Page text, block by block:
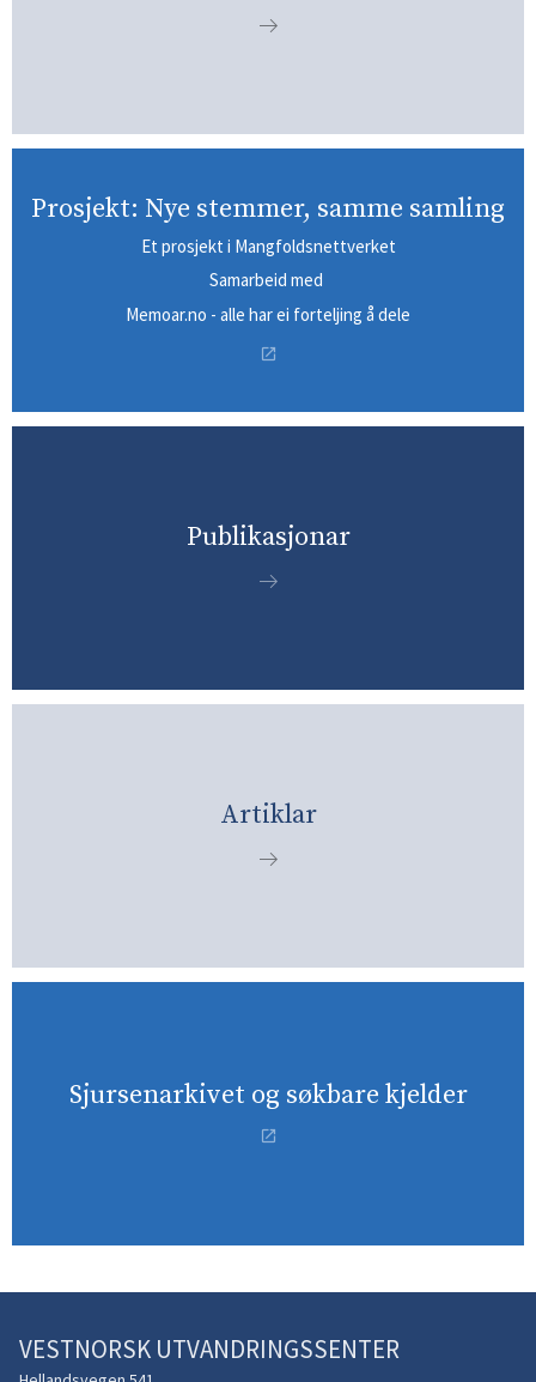
Prosjekt: Nye stemmer, samme samling
Et prosjekt i Mangfoldsnettverket
Samarbeid med
Memoar.no - alle har ei forteljing å dele
Publikasjonar
Artiklar
Sjursenarkivet og søkbare kjelder
VESTNORSK UTVANDRINGSSENTER